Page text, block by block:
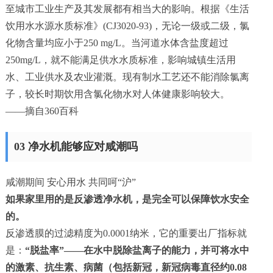
至城市工业生产及其发展都有相当大的影响。根据《生活
饮用水水源水质标准》(CJ3020-93)，无论一级或二级，氯
化物含量均应小于250 mg/L。当河道水体含盐度超过
250mg/L，就不能满足供水水质标准，影响城镇生活用
水、工业供水及农业灌溉。现有制水工艺还不能消除氯离
子，较长时期饮用含氯化物水对人体健康影响较大。
——摘自360百科
03 净水机能够应对咸潮吗
咸潮期间 安心用水 共同呵“沪”
如果家里用的是反渗透净水机，是完全可以保障饮水安全
的。
反渗透膜的过滤精度为0.0001纳米，它的重要出厂指标就
是： “脱盐率”——在水中脱除盐离子的能力，并可将水中
的激素、抗生素、病菌（包括新冠，新冠病毒直径约0.08